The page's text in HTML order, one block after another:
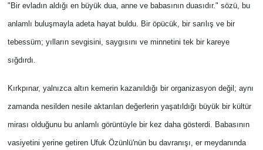
"Bir evladın aldığı en büyük dua, anne ve babasının duasıdır." sözü, bu
anlamlı buluşmayla adeta hayat buldu. Bir öpücük, bir sarılış ve bir
tebessüm; yılların sevgisini, saygısını ve minnetini tek bir kareye
sığdırdı.
Kırkpınar, yalnızca altın kemerin kazanıldığı bir organizasyon değil; aynı
zamanda nesilden nesile aktarılan değerlerin yaşatıldığı büyük bir kültür
mirası olduğunu bu anlamlı görüntüyle bir kez daha gösterdi. Babasının
vasiyetini yerine getiren Ufuk Özünlü'nün bu davranışı, er meydanında